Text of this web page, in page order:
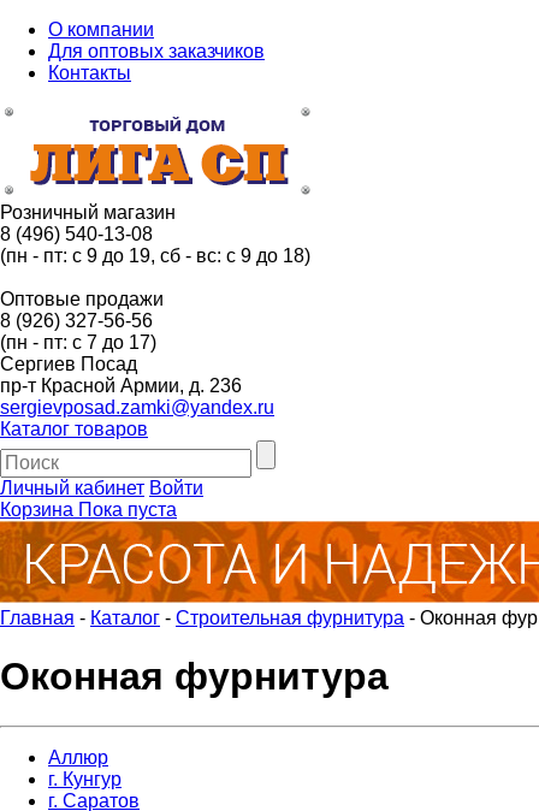
О компании
Для оптовых заказчиков
Контакты
Розничный магазин
8 (496) 540-13-08
(пн - пт: с 9 до 19, сб - вс: с 9 до 18)
Оптовые продажи
8 (926) 327-56-56
(пн - пт: с 7 до 17)
Сергиев Посад
пр-т Красной Армии, д. 236
sergievposad.zamki@yandex.ru
Каталог товаров
Личный кабинет Войти
Корзина Пока пуста
Главная - Каталог - Строительная фурнитура - Оконная
Оконная фурнитура
Аллюр
г. Кунгур
г. Саратов